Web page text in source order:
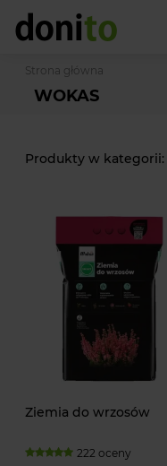
Strona główna
WOKAS
Ziemia do wrzosów
222 oceny